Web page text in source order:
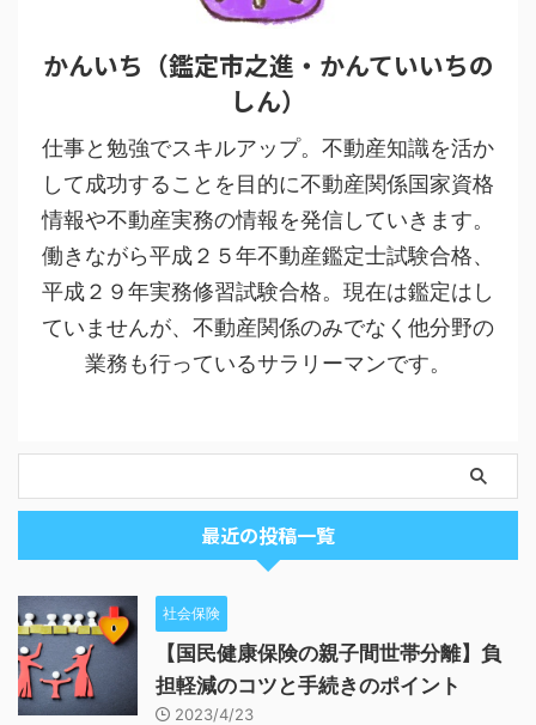
かんいち（鑑定市之進・かんていいちの
しん）
仕事と勉強でスキルアップ。不動産知識を活か
して成功することを目的に不動産関係国家資格
情報や不動産実務の情報を発信していきます。
働きながら平成２５年不動産鑑定士試験合格、
平成２９年実務修習試験合格。現在は鑑定はし
ていませんが、不動産関係のみでなく他分野の
業務も行っているサラリーマンです。
最近の投稿一覧
社会保険
【国民健康保険の親子間世帯分離】負
担軽減のコツと手続きのポイント
2023/4/23